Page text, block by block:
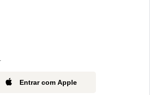
Entrar com Apple